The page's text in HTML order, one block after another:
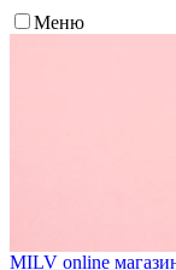
Меню
MILV online